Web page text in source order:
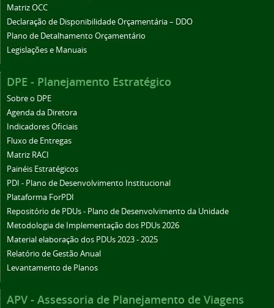
Matriz OCC
Declaração de Disponibilidade Orçamentária – DDO
Plano de Detalhamento Orçamentário
Legislações e Manuais
DPE - Planejamento Estratégico
Sobre o DPE
Agenda da Diretora
Indicadores Oficiais
Fluxo de Entregas
Matriz RACI
Painéis Estratégicos
PDI - Plano de Desenvolvimento Institucional
Plataforma ForPDI
Repositório de PDUs - Plano de Desenvolvimento da Unidade
Metodologia de Implementação dos PDUs 2026
Material elaboração dos PDUs 2023 - 2025
Relatório de Gestão Anual
Levantamento de Planos
APV - Assessoria de Planejamento de Viagens